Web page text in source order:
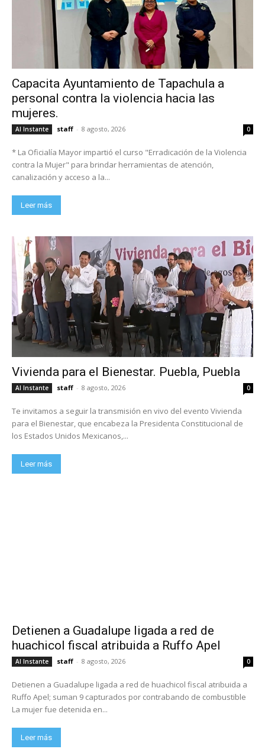
Capacita Ayuntamiento de Tapachula a
personal contra la violencia hacia las
mujeres.
Al Instante staff - 8 agosto, 2026 0
* La Oficialía Mayor impartió el curso "Erradicación de la Violencia
contra la Mujer" para brindar herramientas de atención,
canalización y acceso a la...
Leer más
Vivienda para el Bienestar. Puebla, Puebla
Al Instante staff - 8 agosto, 2026 0
Te invitamos a seguir la transmisión en vivo del evento Vivienda
para el Bienestar, que encabeza la Presidenta Constitucional de
los Estados Unidos Mexicanos,...
Leer más
Detienen a Guadalupe ligada a red de
huachicol fiscal atribuida a Ruffo Apel
Al Instante staff - 8 agosto, 2026 0
Detienen a Guadalupe ligada a red de huachicol fiscal atribuida a
Ruffo Apel; suman 9 capturados por contrabando de combustible
La mujer fue detenida en...
Leer más